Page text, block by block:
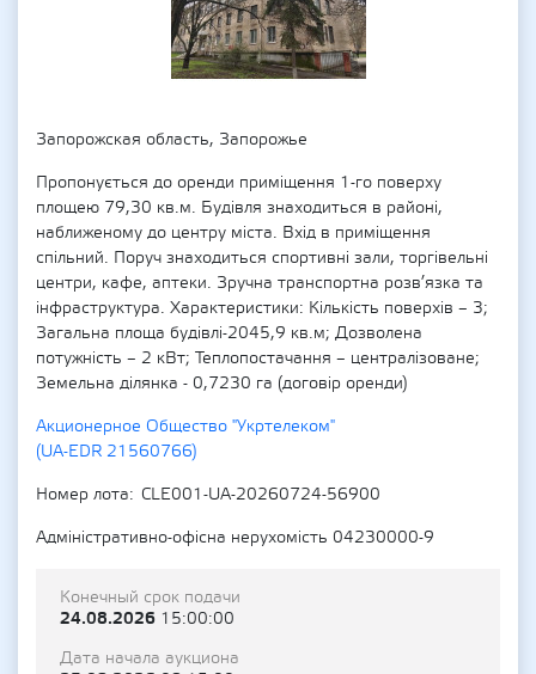
Запорожская область, Запорожье
Пропонується до оренди приміщення 1-го поверху
площею 79,30 кв.м. Будівля знаходиться в районі,
наближеному до центру міста. Вхід в приміщення
спільний. Поруч знаходиться спортивні зали, торгівельні
центри, кафе, аптеки. Зручна транспортна розв’язка та
інфраструктура. Характеристики: Кількість поверхів – 3;
Загальна площа будівлі-2045,9 кв.м; Дозволена
потужність – 2 кВт; Теплопостачання – централізоване;
Земельна ділянка - 0,7230 га (договір оренди)
Акционерное Общество "Укртелеком"
(UA-EDR 21560766)
Номер лота
CLE001-UA-20260724-56900
Адміністративно-офісна нерухомість 04230000-9
Конечный срок подачи
24.08.2026 15:00:00
Дата начала аукциона